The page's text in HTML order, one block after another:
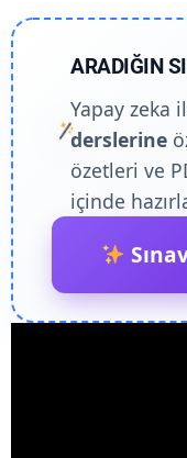
ARADIĞIN
Yapay zeka
derslerine
özetleri ve
içinde